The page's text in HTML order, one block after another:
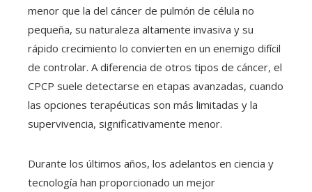
menor que la del cáncer de pulmón de célula no
pequeña, su naturaleza altamente invasiva y su
rápido crecimiento lo convierten en un enemigo difícil
de controlar. A diferencia de otros tipos de cáncer, el
CPCP suele detectarse en etapas avanzadas, cuando
las opciones terapéuticas son más limitadas y la
supervivencia, significativamente menor.
Durante los últimos años, los adelantos en ciencia y
tecnología han proporcionado un mejor